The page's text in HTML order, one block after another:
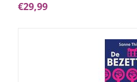
€29,99